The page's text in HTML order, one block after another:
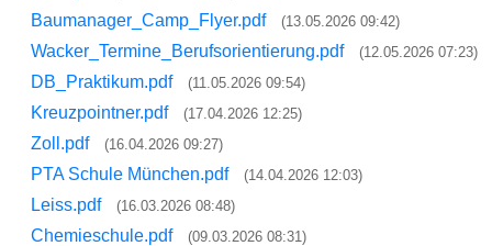
Baumanager_Camp_Flyer.pdf (13.05.2026 09:42)
Wacker_Termine_Berufsorientierung.pdf (12.05.2026 07:23)
DB_Praktikum.pdf (11.05.2026 09:54)
Kreuzpointner.pdf (17.04.2026 12:25)
Zoll.pdf (16.04.2026 09:27)
PTA Schule München.pdf (14.04.2026 12:03)
Leiss.pdf (16.03.2026 08:48)
Chemieschule.pdf (09.03.2026 08:31)